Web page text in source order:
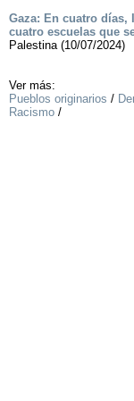
Gaza: En cuatro días,
cuatro escuelas que
Palestina (10/07/2024)
Ver más:
Pueblos originarios /
Racismo/